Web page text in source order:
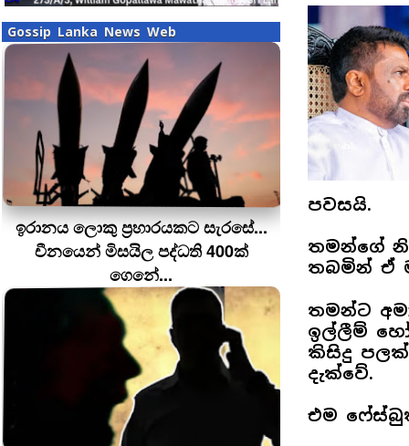
Gossip Lanka News Web
ඉරානය ලොකු ප‍්‍රහාරයකට සැරසේ...
චීනයෙන් මිසයිල පද්ධති 400ක්
ගෙනේ...
පවසයි.
තමන්ගේ
තබමින් ඒ
තමන්ට
ඉල්ලීම්
කිසිදු
දැක්වේ.
එම